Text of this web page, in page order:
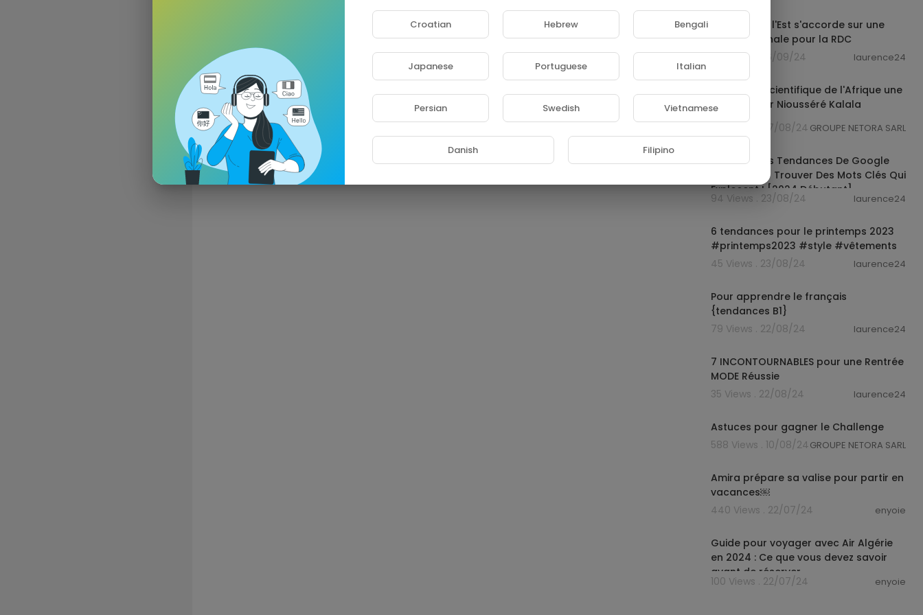
L'Afrique de l'Est s'accorde sur une
force régionale pour la RDC
62 Views . 06/09/24
laurence24
L'avancée scientifique de l'Afrique une
priorité pour Niousséré Kalala
Omotunde
136 Views . 27/08/24 GROUPE NETORA SARL
Analysez Les Tendances De Google
Trends Pour Trouver Des Mots Clés Qui
Explosent ! [2024 Débutant]
94 Views . 23/08/24 laurence24
6 tendances pour le printemps 2023
#printemps2023 #style #vêtements
45 Views . 23/08/24
laurence24
Pour apprendre le français
{tendances B1}
79 Views . 22/08/24
laurence24
7 INCONTOURNABLES pour une Rentrée
MODE Réussie
35 Views . 22/08/24
laurence24
Astuces pour gagner le Challenge
588 Views . 10/08/24GROUPE NETORA SARL
Amira prépare sa valise pour partir en
vacances￼
440 Views . 22/07/24
enyoie
Guide pour voyager avec Air Algérie
en 2024 : Ce que vous devez savoir
avant de réserver
100 Views . 22/07/24 enyoie
Croatian Hebrew Bengali
Japanese Portuguese Italian
Persian Swedish Vietnamese
Danish Filipino